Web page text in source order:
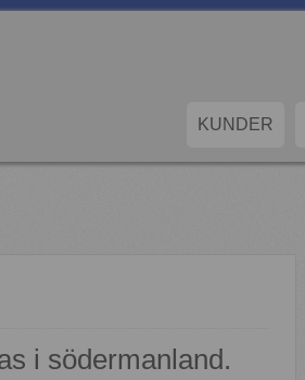
KUNDER
i södermanland.